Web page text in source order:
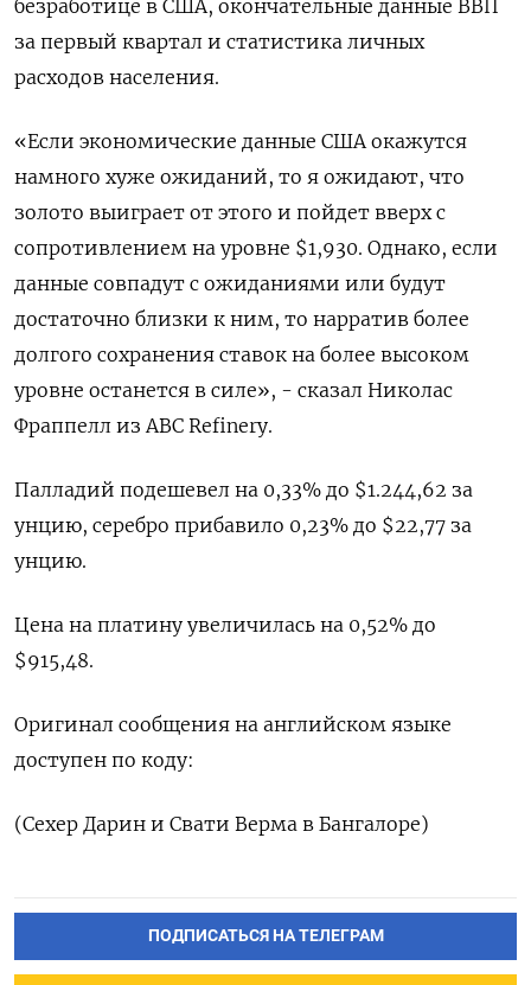
безработице в США, окончательные данные ВВП
за первый квартал и статистика личных
расходов населения.
«Если экономические данные США окажутся
намного хуже ожиданий, то я ожидают, что
золото выиграет от этого и пойдет вверх с
сопротивлением на уровне $1,930. Однако, если
данные совпадут с ожиданиями или будут
достаточно близки к ним, то нарратив более
долгого сохранения ставок на более высоком
уровне останется в силе», - сказал Николас
Фраппелл из ABC Refinery.
Палладий подешевел на 0,33% до $1.244,62​​ за
унцию, серебро прибавило 0,23% до $22,77​ за
унцию.
Цена на платину увеличилась на 0,52% до
$915,48.
Оригинал сообщения на английском языке
доступен по коду:
(Сехер Дарин и Свати Верма в Бангалоре)
ПОДПИСАТЬСЯ НА ТЕЛЕГРАМ